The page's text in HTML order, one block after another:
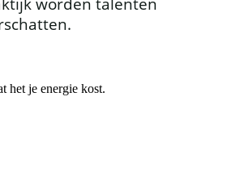
het je energie kost.